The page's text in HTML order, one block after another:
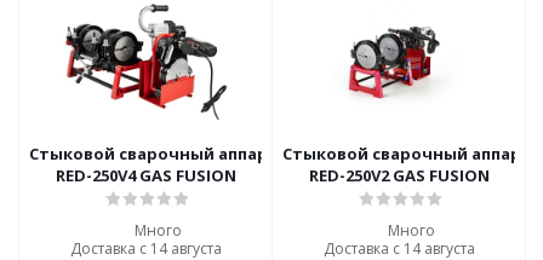
Стыковой сварочный аппарат с механическим приводом
RED-250V4 GAS FUSION
Много
Доставка с 14 августа
Стыковой сварочный
RED-250V2 GAS FUSION
Много
Доставка с 14 августа